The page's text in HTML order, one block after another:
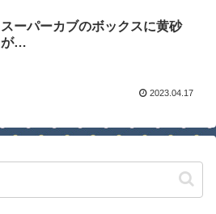
スーパーカブのボックスに黄砂
が…
2023.04.17